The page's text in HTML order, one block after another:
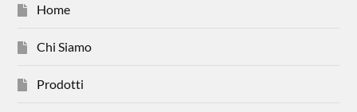
Home
Chi Siamo
Prodotti